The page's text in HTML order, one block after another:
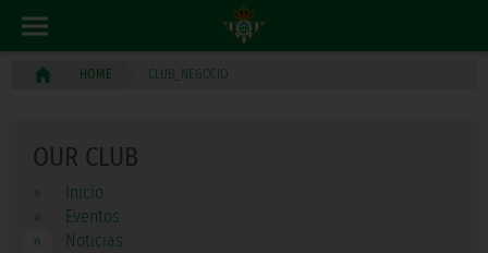
HOME CLUB_NEGOCIO
OUR CLUB
»
Inicio
»
Eventos
»
Noticias